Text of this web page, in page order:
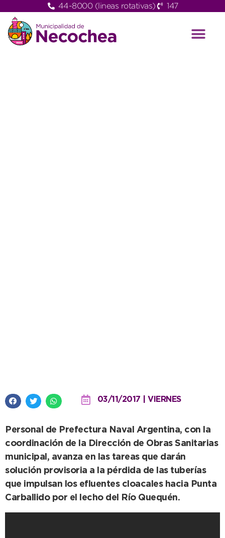
44-8000 (lineas rotativas) 147
03/11/2017 | VIERNES
Personal de Prefectura Naval Argentina, con la
coordinación de la Dirección de Obras Sanitarias
municipal, avanza en las tareas que darán
solución provisoria a la pérdida de las tuberías
que impulsan los efluentes cloacales hacia Punta
Carballido por el lecho del Río Quequén.